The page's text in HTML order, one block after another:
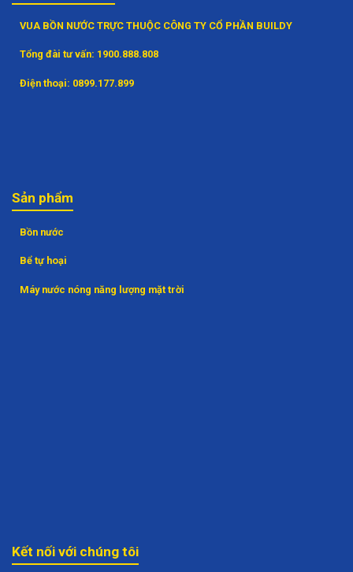
VUA BỒN NƯỚC TRỰC THUỘC CÔNG TY CỔ PHẦN BUILDY
Tổng đài tư vấn: 1900.888.808
Điện thoại: 0899.177.899
Sản phẩm
Bồn nước
Bể tự hoại
Máy nước nóng năng lượng mặt trời
Kết nối với chúng tôi